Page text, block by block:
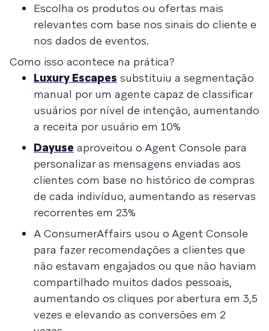
Escolha os produtos ou ofertas mais
relevantes com base nos sinais do cliente e
nos dados de eventos.
Como isso acontece na prática?
Luxury Escapes substituiu a segmentação
manual por um agente capaz de classificar
usuários por nível de intenção, aumentando
a receita por usuário em 10%
Dayuse aproveitou o Agent Console para
personalizar as mensagens enviadas aos
clientes com base no histórico de compras
de cada indivíduo, aumentando as reservas
recorrentes em 23%
A ConsumerAffairs usou o Agent Console
para fazer recomendações a clientes que
não estavam engajados ou que não haviam
compartilhado muitos dados pessoais,
aumentando os cliques por abertura em 3,5
vezes e elevando as conversões em 2